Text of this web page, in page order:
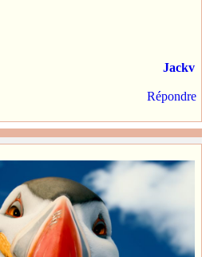
Jackv
Répondre